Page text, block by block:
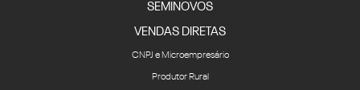
SEMINOVOS
VENDAS DIRETAS
CNPJ e Microempresário
Produtor Rural